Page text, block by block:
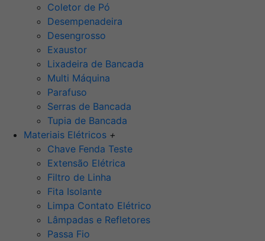
Coletor de Pó
Desempenadeira
Desengrosso
Exaustor
Lixadeira de Bancada
Multi Máquina
Parafuso
Serras de Bancada
Tupia de Bancada
Materiais Elétricos +
Chave Fenda Teste
Extensão Elétrica
Filtro de Linha
Fita Isolante
Limpa Contato Elétrico
Lâmpadas e Refletores
Passa Fio